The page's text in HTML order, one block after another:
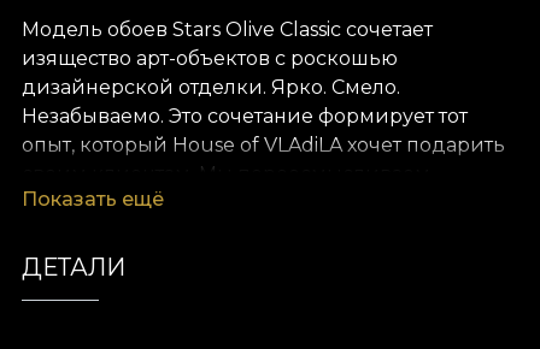
Модель обоев Stars Olive Classic сочетает
изящество арт-объектов с роскошью
дизайнерской отделки. Ярко. Смело.
Незабываемо. Это сочетание формирует тот
опыт, который House of VLAdiLA хочет подарить
своим клиентам. Мы переосмысливаем
комфорт как состояние. Предлагаем его в виде
преданными дизайнерами.
Показать ещё
ДЕТАЛИ